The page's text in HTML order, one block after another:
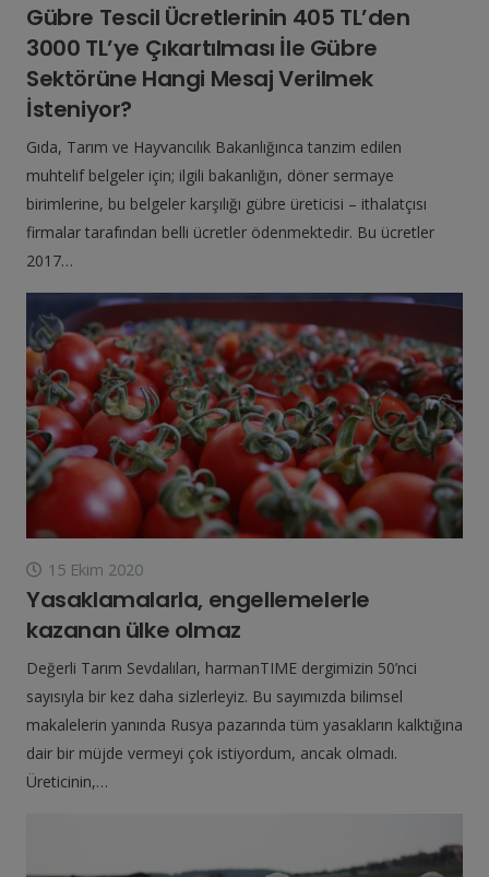
Gübre Tescil Ücretlerinin 405 TL’den
3000 TL’ye Çıkartılması İle Gübre
Sektörüne Hangi Mesaj Verilmek
İsteniyor?
Gıda, Tarım ve Hayvancılık Bakanlığınca tanzim edilen
muhtelif belgeler için; ilgili bakanlığın, döner sermaye
birimlerine, bu belgeler karşılığı gübre üreticisi – ithalatçısı
firmalar tarafından belli ücretler ödenmektedir. Bu ücretler
2017…
15 Ekim 2020
Yasaklamalarla, engellemelerle
kazanan ülke olmaz
Değerli Tarım Sevdalıları, harmanTIME dergimizin 50’nci
sayısıyla bir kez daha sizlerleyiz. Bu sayımızda bilimsel
makalelerin yanında Rusya pazarında tüm yasakların kalktığına
dair bir müjde vermeyi çok istiyordum, ancak olmadı.
Üreticinin,…